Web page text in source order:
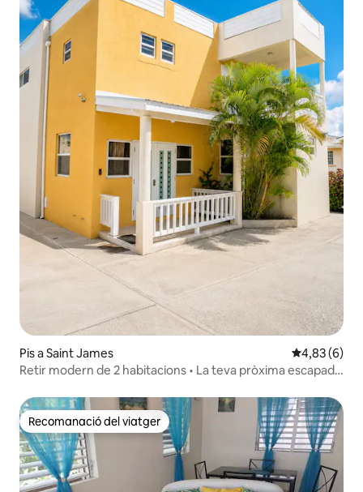
Pis a Saint James 4,83 de
4,83 (6)
Retir modern de 2 habitacions • La teva pròxima escapada
Recomanació del viatger
Recomanació del viatger